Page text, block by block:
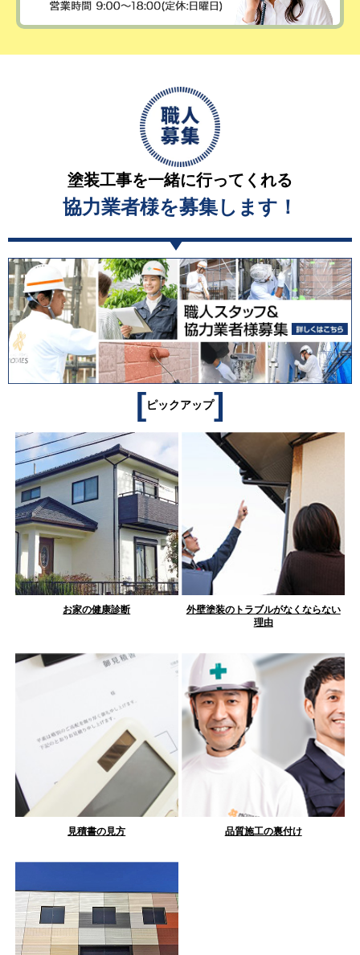
塗装工事を一緒に行ってくれる
協力業者様を募集します！
[ピックアップ]
お家の健康診断
外壁塗装のトラブルがなくならない
理由
見積書の見方 品質施工の裏付け